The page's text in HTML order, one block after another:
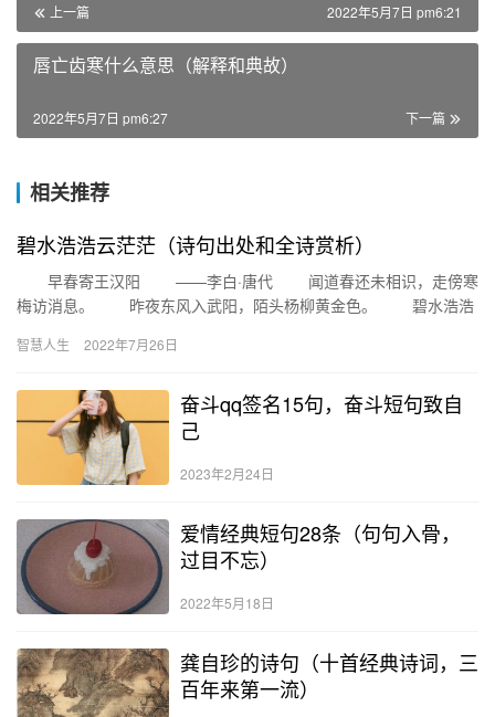
上一篇 2022年5月7日 pm6:21
唇亡齿寒什么意思（解释和典故）
下一篇
2022年5月7日 pm6:27
相关推荐
碧水浩浩云茫茫（诗句出处和全诗赏析）
早春寄王汉阳 ——李白·唐代 闻道春还未相识，走傍寒
梅访消息。 昨夜东风入武阳，陌头杨柳黄金色。 碧水浩浩
智慧人生 2022年7月26日
奋斗qq签名15句，奋斗短句致自
己
2023年2月24日
爱情经典短句28条（句句入骨，
过目不忘）
2022年5月18日
龚自珍的诗句（十首经典诗词，三
百年来第一流）